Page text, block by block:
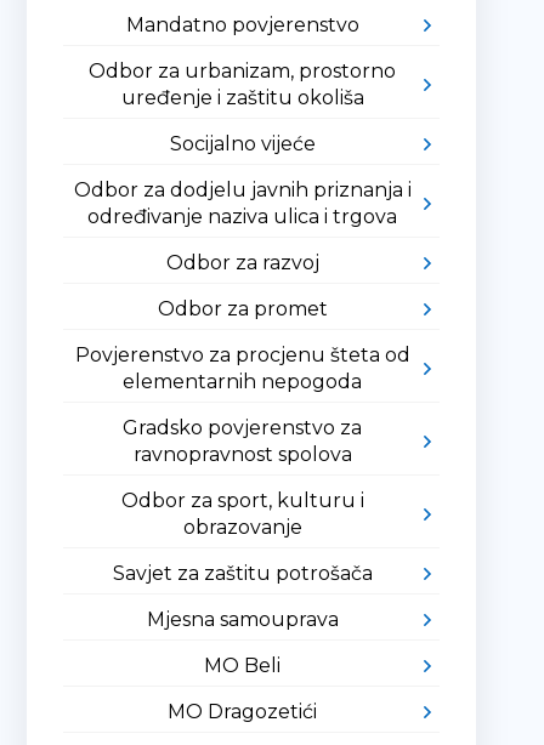
Mandatno povjerenstvo
Odbor za urbanizam, prostorno
uređenje i zaštitu okoliša
Socijalno vijeće
Odbor za dodjelu javnih priznanja i
određivanje naziva ulica i trgova
Odbor za razvoj
Odbor za promet
Povjerenstvo za procjenu šteta od
elementarnih nepogoda
Gradsko povjerenstvo za
ravnopravnost spolova
Odbor za sport, kulturu i
obrazovanje
Savjet za zaštitu potrošača
Mjesna samouprava
MO Beli
MO Dragozetići